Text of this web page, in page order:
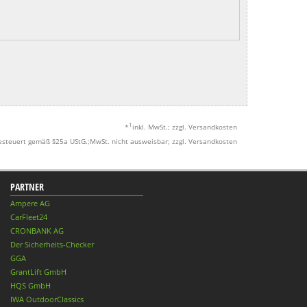
* 1 inkl. MwSt.; zzgl. Versandkosten
gemäß §25a UStG.;MwSt. nicht ausweisbar; zzgl. Versandkosten
PARTNER
Ampere AG
CarFleet24
CRONBANK AG
Der Sicherheits-Checker
GGA
GrantLift GmbH
HQS GmbH
IWA OutdoorClassics